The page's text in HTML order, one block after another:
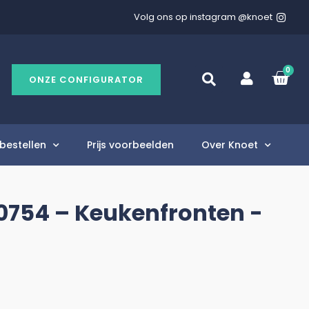
Volg ons op instagram @knoet
ONZE CONFIGURATOR
0
Prijs voorbeelden Over Knoet
– Keukenfronten -